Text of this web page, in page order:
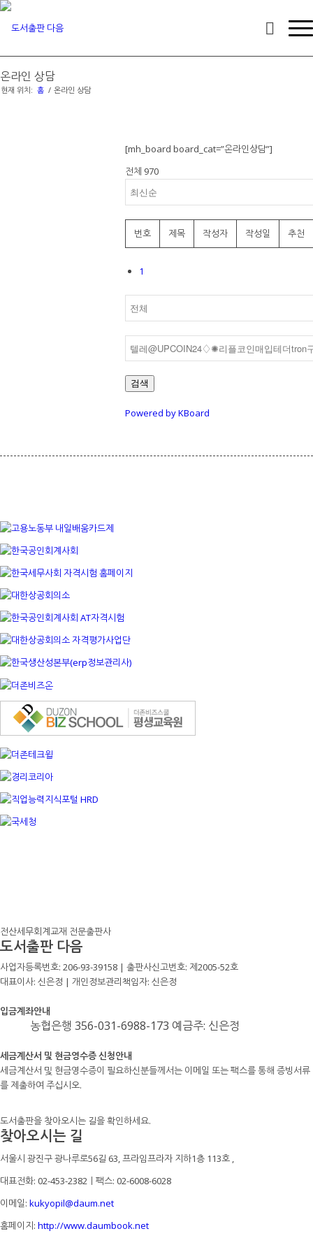
온라인 상담
현재 위치: 홈 / 온라인 상담
[mh_board board_cat=”온라인상담”]
전체 970
번호 제목 작성자 작성일 추천
1
검색
Powered by KBoard
전산세무회계교재 전문출판사
도서출판 다음
사업자등록번호: 206-93-39158 | 출판사신고번호: 제2005-52호
대표이사: 신은정 | 개인정보관리책임자: 신은정
입금계좌안내
농협은행 356-031-6988-173 예금주: 신은정
세금계산서 및 현금영수증 신청안내
세금계산서 및 현금영수증이 필요하신분들께서는 이메일 또는 팩스를 통해 증빙서류
를 제출하여 주십시오.
도서출판을 찾아오시는 길을 확인하세요.
찾아오시는 길
서울시 광진구 광나루로56길 63, 프라임프라자 지하1층 113호 ,
대표전화: 02-453-2382ㅣ팩스: 02-6008-6028
이메일: kukyopil@daum.net
홈페이지: http://www.daumbook.net